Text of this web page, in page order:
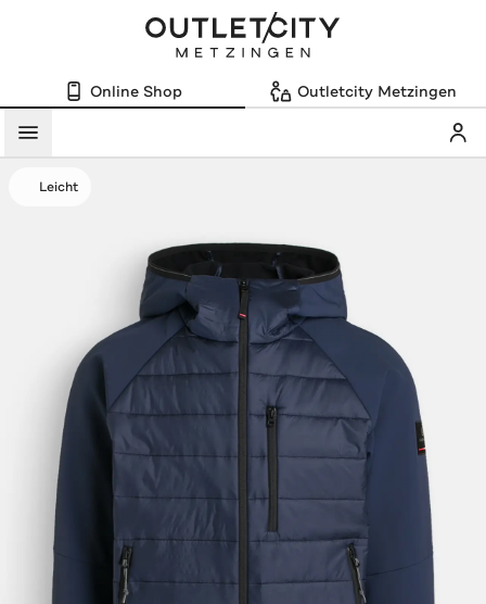
Online Shop Outletcity Metzingen
Menü
Leicht